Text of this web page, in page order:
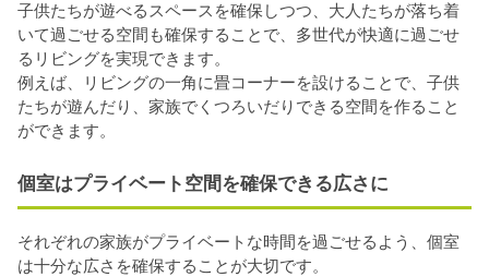
子供たちが遊べるスペースを確保しつつ、大人たちが落ち着
いて過ごせる空間も確保することで、多世代が快適に過ごせ
るリビングを実現できます。
例えば、リビングの一角に畳コーナーを設けることで、子供
たちが遊んだり、家族でくつろいだりできる空間を作ること
ができます。
個室はプライベート空間を確保できる広さに
それぞれの家族がプライベートな時間を過ごせるよう、個室
は十分な広さを確保することが大切です。